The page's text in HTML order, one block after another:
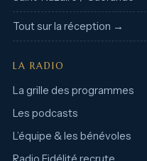
Tout sur la réception →
LA RADIO
La grille des programmes
Les podcasts
L’équipe & les bénévoles